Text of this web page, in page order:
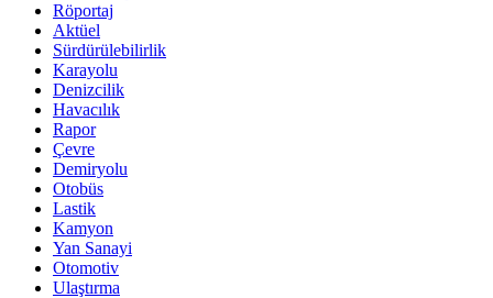
Röportaj
Aktüel
Sürdürülebilirlik
Karayolu
Denizcilik
Havacılık
Rapor
Çevre
Demiryolu
Otobüs
Lastik
Kamyon
Yan Sanayi
Otomotiv
Ulaştırma